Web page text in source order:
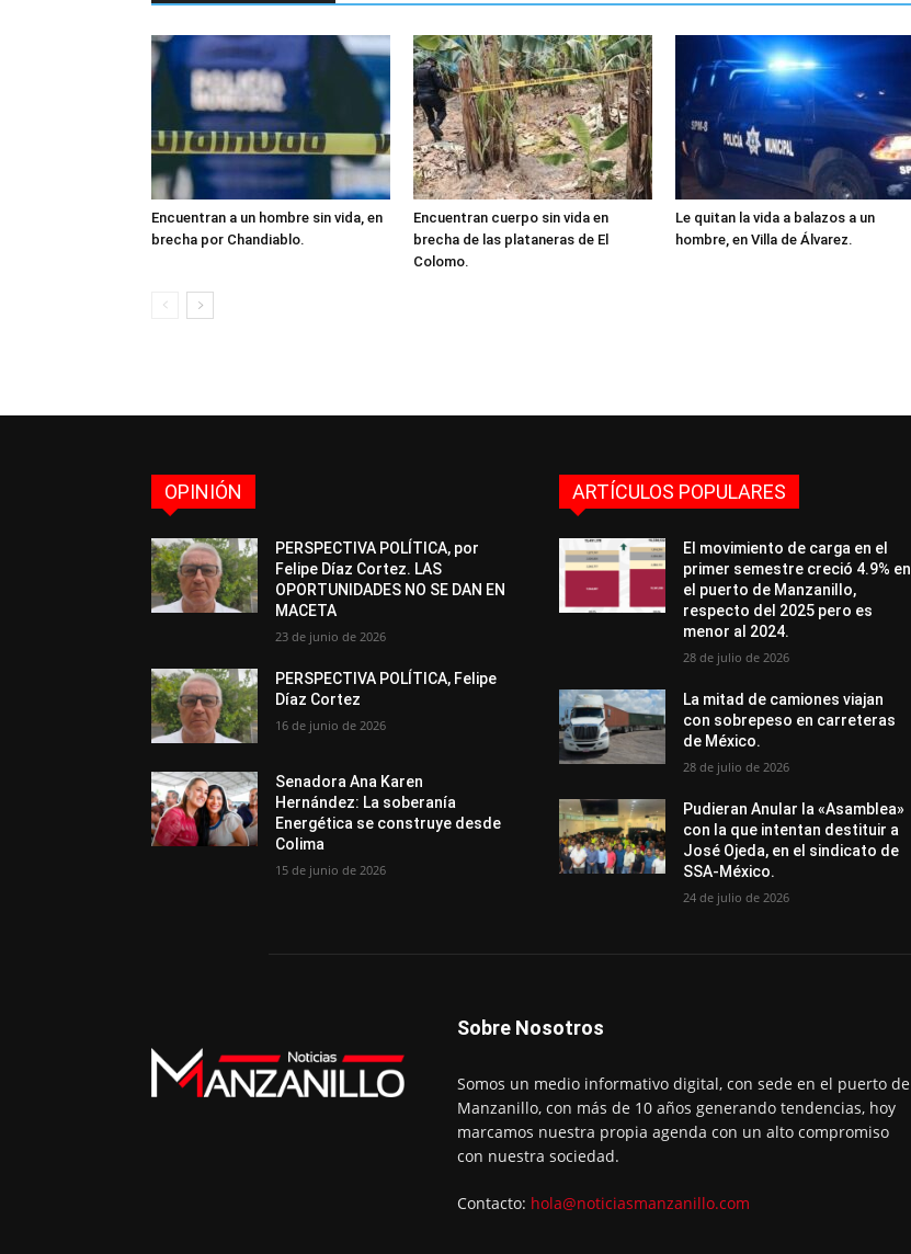
Encuentran a un hombre sin vida, en
brecha por Chandiablo.
Encuentran cuerpo sin vida en
brecha de las plataneras de El
Colomo.
Le quitan la vida a balazos a un
hombre, en Villa de Álvarez.
OPINIÓN
PERSPECTIVA POLÍTICA, por
Felipe Díaz Cortez. LAS
OPORTUNIDADES NO SE DAN EN
MACETA
23 de junio de 2026
PERSPECTIVA POLÍTICA, Felipe
Díaz Cortez
16 de junio de 2026
Senadora Ana Karen
Hernández: La soberanía
Energética se construye desde
Colima
15 de junio de 2026
ARTÍCULOS POPULARES
El movimiento de carga en el
primer semestre creció 4.9% en
el puerto de Manzanillo,
respecto del 2025 pero es
menor al 2024.
28 de julio de 2026
La mitad de camiones viajan
con sobrepeso en carreteras
de México.
28 de julio de 2026
Pudieran Anular la «Asamblea»
con la que intentan destituir a
José Ojeda, en el sindicato de
SSA-México.
24 de julio de 2026
Sobre Nosotros
Somos un medio informativo digital, con sede en el puerto de
Manzanillo, con más de 10 años generando tendencias, hoy
marcamos nuestra propia agenda con un alto compromiso
con nuestra sociedad.
Contacto: hola@noticiasmanzanillo.com